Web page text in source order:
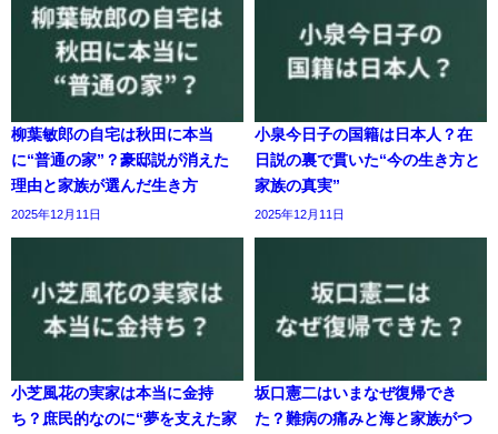
柳葉敏郎の自宅は秋田に本当
に“普通の家”？豪邸説が消えた
理由と家族が選んだ生き方
2025年12月11日
小泉今日子の国籍は日本人？在
日説の裏で貫いた“今の生き方と
家族の真実”
2025年12月11日
小芝風花の実家は本当に金持
ち？庶民的なのに“夢を支えた家
坂口憲二はいまなぜ復帰でき
た？難病の痛みと海と家族がつ